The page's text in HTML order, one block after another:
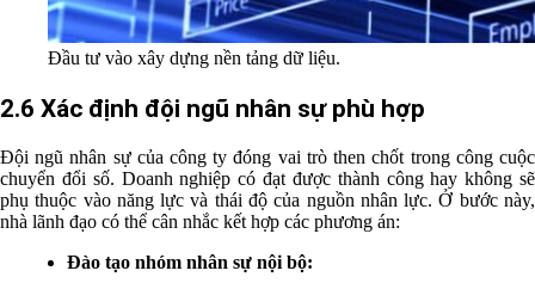
Đầu tư vào xây dựng nền tảng dữ liệu.
2.6 Xác định đội ngũ nhân sự phù hợp
Đội ngũ nhân sự của công ty đóng vai trò then chốt trong công cuộc
chuyển đổi số. Doanh nghiệp có đạt được thành công hay không sẽ
phụ thuộc vào năng lực và thái độ của nguồn nhân lực. Ở bước này,
nhà lãnh đạo có thể cân nhắc kết hợp các phương án:
Đào tạo nhóm nhân sự nội bộ: